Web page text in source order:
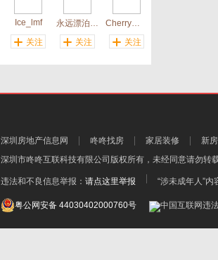
Ice_lmf
关注
永远漂泊在天涯
关注
Cherry静的
关注
深圳房地产信息网 咚咚找房 家居装修 新
深圳市咚咚互联科技有限公司 版权所有，未经同意请勿转
违法和不良信息举报： 请点这里举报 “涉未成年人”内
粤公网安备 44030402000760号